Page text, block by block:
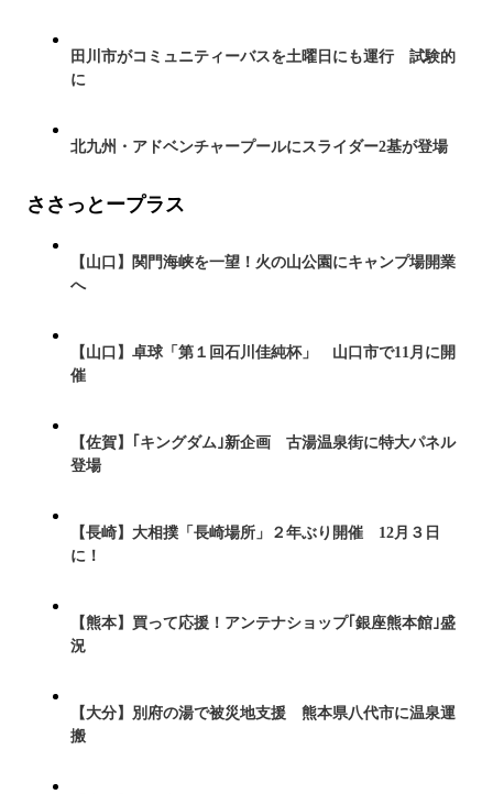
田川市がコミュニティーバスを土曜日にも運行 試験的
に
北九州・アドベンチャープールにスライダー2基が登場
ささっとープラス
【山口】関門海峡を一望！火の山公園にキャンプ場開業
へ
【山口】卓球「第１回石川佳純杯」 山口市で11月に開
催
【佐賀】｢キングダム｣新企画 古湯温泉街に特大パネル
登場
【長崎】大相撲「長崎場所」２年ぶり開催 12月３日
に！
【熊本】買って応援！アンテナショップ｢銀座熊本館｣盛
況
【大分】別府の湯で被災地支援 熊本県八代市に温泉運
搬